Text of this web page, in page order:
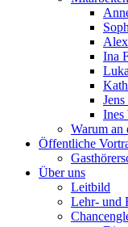
Ina
Ines
Warum
Öffentliche
Über uns
Leitbild
Lehr- und